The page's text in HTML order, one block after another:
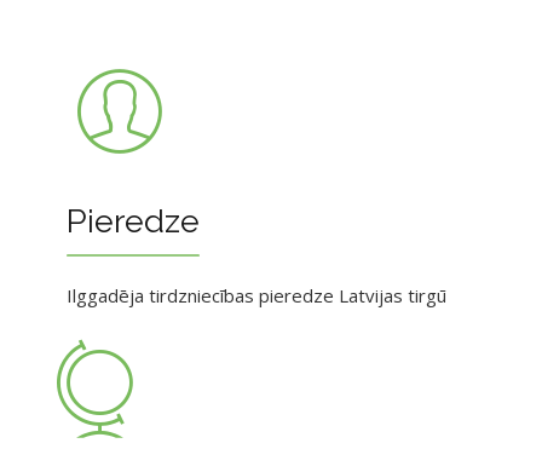
Pieredze
Ilggadēja tirdzniecības pieredze Latvijas tirgū